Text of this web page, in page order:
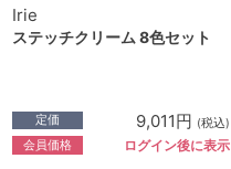
Irie
ステッチクリーム 8色セット
定価 9,011円 (税込)
会員価格 ログイン後に表示